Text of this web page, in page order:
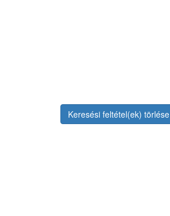
Keresési feltétel(ek) törlése